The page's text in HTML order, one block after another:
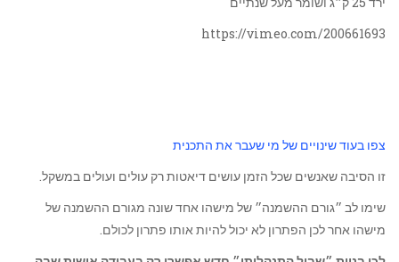
https://vimeo.com/200661693
צפו בעוד שינויים של מי שעבר את התכנית
זו הסיבה שאנשים שכל הזמן עושים דיאטות רק עולים ועולים במשקל.
שימו לב ״גורם ההשמנה״ של מישהו אחד שונה מגורם ההשמנה של
מישהו אחר לכן הפתרון לא יכול להיות אותו פתרון לכולם.